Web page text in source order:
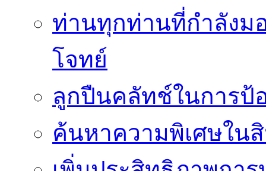
ท่านทุกท่านที่กำลังม
โจทย์
ลูกปืนคลัทช์ในการป้
ค้นหาความพิเศษใน